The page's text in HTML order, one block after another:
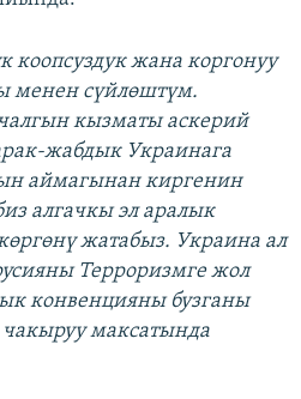
коопсуздук жана коргонуу
менен сүйлөштүм.
кызматы аскерий
жабдык Украинага
аймагынан киргенин
алгачкы эл аралык
жатабыз. Украина ал
Терроризмге жол
конвенцияны бузганы
максатында